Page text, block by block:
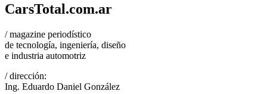
CarsTotal.com.ar
/ magazine periodístico
de tecnología, ingeniería, diseño
e industria automotriz
/ dirección:
Ing. Eduardo Daniel González